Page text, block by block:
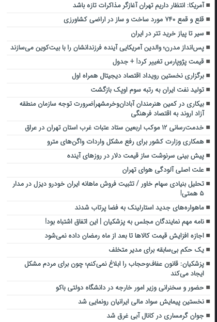
آمریکا: انتظار داریم تهران آغازگر مذاکرات تازه باشد
قلع و قمع ۷۴۰ مورد ساخت و ساز در اراضی کشاورزی
سیر تا پیاز خرید تتر در ایران
پس‌انداز مدرن؛ والدین آمریکایی آینده فرزندانشان را با بیت‌کوین می‌سازند
قیمت پژوپارس تغییر کرد! + جدول
برگزاری نخستین رویداد اقتصاد دیجیتال همراه اول
تولید نفت ایران به رتبه سوم اوپک بازگشت
بیکاری در کمین هنرمندان آبادان‌وخرمشهر|ضرورت توجه سازمان منطقه
آزاد اروند به اقتصاد فرهنگی
خدمت‌رسانی ۱۲ موکب اربعین ستاد عتبات غرب استان تهران در عراق
همکاری وزارت کشور برای رفع مشکل واردات واگن‌های مترو
پیش بینی سرنوشت ساز قیمت دلار در روزهای آینده
علت اصلی آلودگی هوای تهران
تحلیل بنیادی سهام خاور / تثبیت فروش ماهانه ایران خودرو دیزل در مدار
۵ همتی!
ماهواره‌های جدید استارلینک به فضا پرتاب شدند
نامه مهم نمایندگان مجلس به پزشکیان | این اتفاق اشتباه بود!
اجازه افزایش قیمت کالاها تا بعد از ماه رمضان داده نمی‌شود
یک حکم بی‌سابقه برای مدیر متخلف
پزشکیان: قانون عفاف‌وحجاب را ابلاغ نمی‌کنم؛ چون برای مردم مشکل
ایجاد می‌کند
حضور و سخنرانی وزیر امور خارجه در دانشگاه دولتی باکو
نخستین پیمایش سواد مالی ایرانیان رونمایی شد
جوان گرمساری در کانال آبی غرق شد